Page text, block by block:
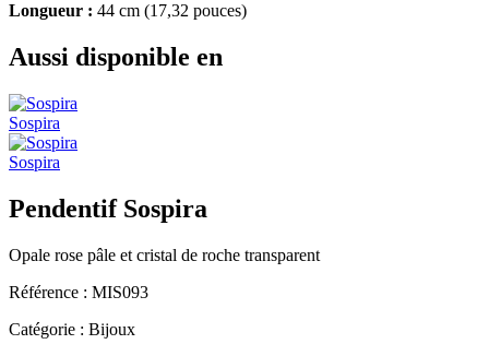
Longueur : 44 cm (17,32 pouces)
Aussi disponible en
Sospira
Sospira
Pendentif Sospira
Opale rose pâle et cristal de roche transparent
Référence : MIS093
Catégorie : Bijoux